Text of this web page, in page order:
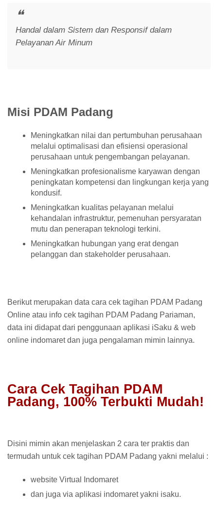
Handal dalam Sistem dan Responsif dalam
Pelayanan Air Minum
Misi PDAM Padang
Meningkatkan nilai dan pertumbuhan perusahaan
melalui optimalisasi dan efisiensi operasional
perusahaan untuk pengembangan pelayanan.
Meningkatkan profesionalisme karyawan dengan
peningkatan kompetensi dan lingkungan kerja yang
kondusif.
Meningkatkan kualitas pelayanan melalui
kehandalan infrastruktur, pemenuhan persyaratan
mutu dan penerapan teknologi terkini.
Meningkatkan hubungan yang erat dengan
pelanggan dan stakeholder perusahaan.
Berikut merupakan data cara cek tagihan PDAM Padang
Online atau info cek tagihan PDAM Padang Pariaman,
data ini didapat dari penggunaan aplikasi iSaku & web
online indomaret dan juga pengalaman mimin lainnya.
Cara Cek Tagihan PDAM
Padang, 100% Terbukti Mudah!
Disini mimin akan menjelaskan 2 cara ter praktis dan
termudah untuk cek tagihan PDAM Padang yakni melalui :
website Virtual Indomaret
dan juga via aplikasi indomaret yakni isaku.